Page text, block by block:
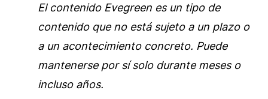
El contenido Evegreen es un tipo de
contenido que no está sujeto a un plazo o
a un acontecimiento concreto. Puede
mantenerse por sí solo durante meses o
incluso años.